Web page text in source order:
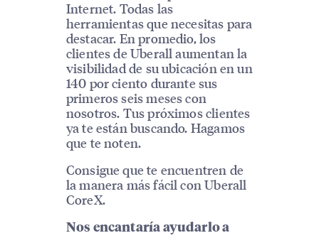
Internet. Todas las
herramientas que necesitas para
destacar. En promedio, los
clientes de Uberall aumentan la
visibilidad de su ubicación en un
140 por ciento durante sus
primeros seis meses con
nosotros. Tus próximos clientes
ya te están buscando. Hagamos
que te noten.
Consigue que te encuentren de
la manera más fácil con Uberall
CoreX.
Nos encantaría ayudarlo a